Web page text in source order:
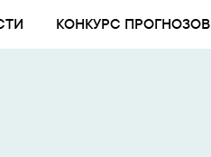
КОНКУРС ПРОГНОЗОВ